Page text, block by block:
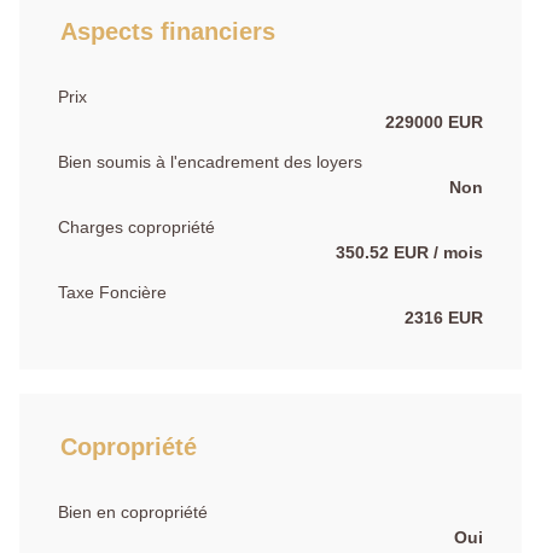
Aspects financiers
Prix
229000 EUR
Bien soumis à l'encadrement des loyers
Non
Charges copropriété
350.52 EUR / mois
Taxe Foncière
2316 EUR
Copropriété
Bien en copropriété
Oui